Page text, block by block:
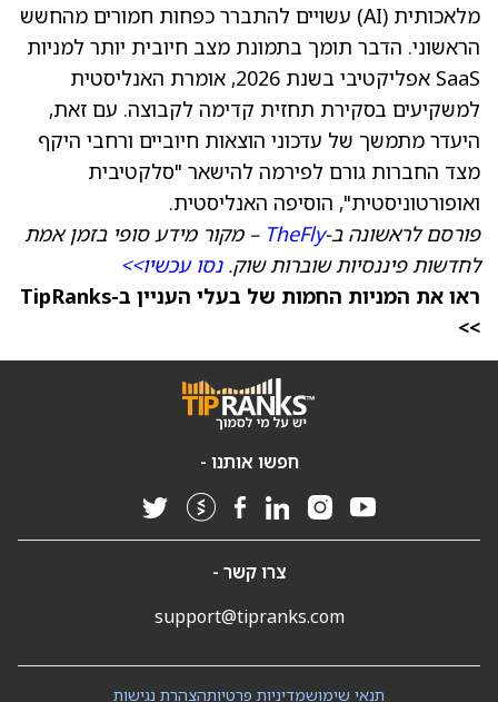
מלאכותית (AI) עשויים להתברר כפחות חמורים מהחשש
הראשוני. הדבר תומך בתמונת מצב חיובית יותר למניות
SaaS אפליקטיבי בשנת 2026, אומרת האנליסטית
למשקיעים בסקירת תחזית קדימה לקבוצה. עם זאת,
היעדר מתמשך של עדכוני הוצאות חיוביים ורחבי היקף
מצד החברות גורם לפירמה להישאר "סלקטיבית
ואופורטוניסטית", הוסיפה האנליסטית.
פורסם לראשונה ב-TheFly – מקור מידע סופי בזמן אמת
לחדשות פיננסיות שוברות שוק.נסו עכשיו>>
ראו את המניות החמות של בעלי העניין ב-TipRanks
>>
חפשו אותנו -
צרו קשר -
support@tipranks.com
הצהרת נגישותמדיניות פרטיותתנאי שימוש